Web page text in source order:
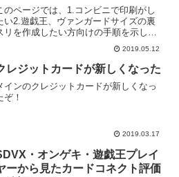
のページでは、1.コンビニで印刷がし
い2.遊戯王、ヴァンガードサイズの裏
リを作成したい方向けの手順を示して
いる。該当しない方はで自身が該当する
2019.05.12
レジットカードが新しくなった
インのクレジットカードが新しくなっ
ぞ！
2019.03.17
・オンゲキ・遊戯王プレイ
ーから見たカードコネクト評価